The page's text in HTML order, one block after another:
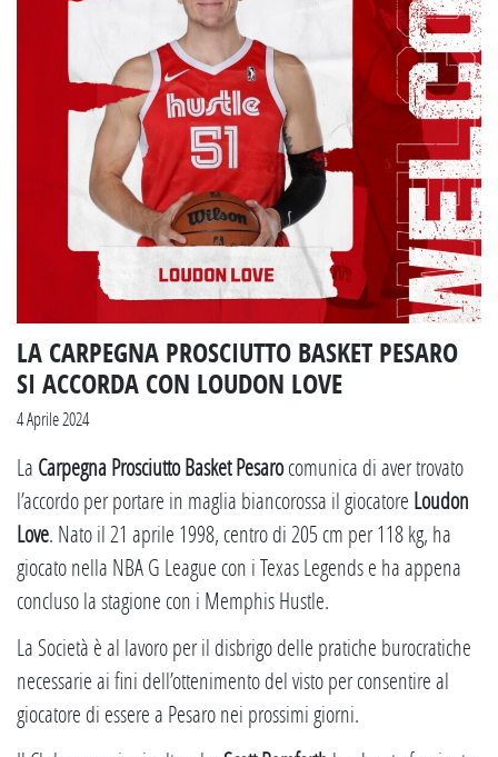
LA CARPEGNA PROSCIUTTO BASKET PESARO
SI ACCORDA CON LOUDON LOVE
4 Aprile 2024
La Carpegna Prosciutto Basket Pesarocomunica di aver trovato
l’accordo per portare in maglia biancorossa il giocatore Loudon
Love. Nato il 21 aprile 1998, centro di 205 cm per 118 kg, ha
giocato nella NBA G League con i Texas Legends e ha appena
concluso la stagione con i Memphis Hustle.
La Società è al lavoro per il disbrigo delle pratiche burocratiche
necessarie ai fini dell’ottenimento del visto per consentire al
giocatore di essere a Pesaro nei prossimi giorni.